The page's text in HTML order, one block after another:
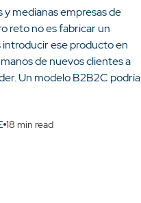
y medianas empresas de
reto no es fabricar un
introducir ese producto en
de nuevos clientes a
Un modelo B2B2C podría
18 min read